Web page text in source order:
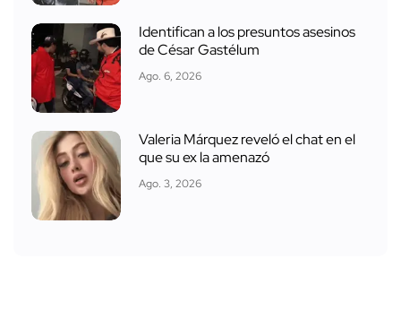
Identifican a los presuntos asesinos
de César Gastélum
Ago. 6, 2026
Valeria Márquez reveló el chat en el
que su ex la amenazó
Ago. 3, 2026